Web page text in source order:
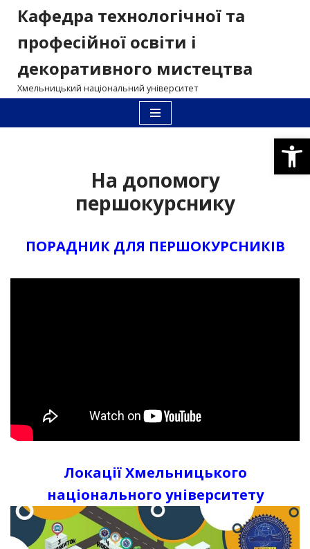
Перейти
вмісту
Кафедра технологічної та
професійної освіти і
декоративного мистецтва
Хмельницький національний університет
На допомогу
першокурснику
ПОРАДНИК ДЛЯ ПЕРШОКУРСНИКІВ
Локації Хмельницького
національного університету